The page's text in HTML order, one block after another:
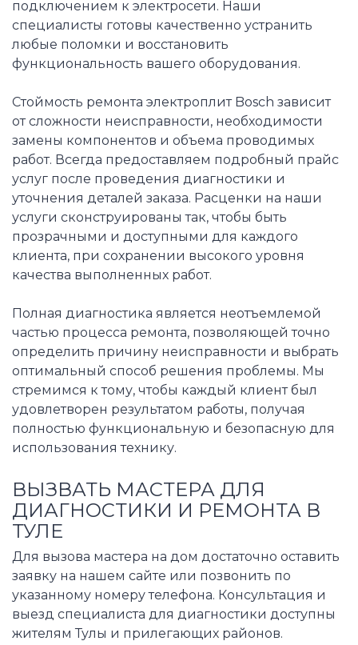
подключением к электросети. Наши
специалисты готовы качественно устранить
любые поломки и восстановить
функциональность вашего оборудования.
Стоймость ремонта электроплит Bosch зависит
от сложности неисправности, необходимости
замены компонентов и объема проводимых
работ. Всегда предоставляем подробный прайс
услуг после проведения диагностики и
уточнения деталей заказа. Расценки на наши
услуги сконструированы так, чтобы быть
прозрачными и доступными для каждого
клиента, при сохранении высокого уровня
качества выполненных работ.
Полная диагностика является неотъемлемой
частью процесса ремонта, позволяющей точно
определить причину неисправности и выбрать
оптимальный способ решения проблемы. Мы
стремимся к тому, чтобы каждый клиент был
удовлетворен результатом работы, получая
полностью функциональную и безопасную для
использования технику.
ВЫЗВАТЬ МАСТЕРА ДЛЯ
ДИАГНОСТИКИ И РЕМОНТА В
ТУЛЕ
Для вызова мастера на дом достаточно оставить
заявку на нашем сайте или позвонить по
указанному номеру телефона. Консультация и
выезд специалиста для диагностики доступны
жителям Тулы и прилегающих районов.